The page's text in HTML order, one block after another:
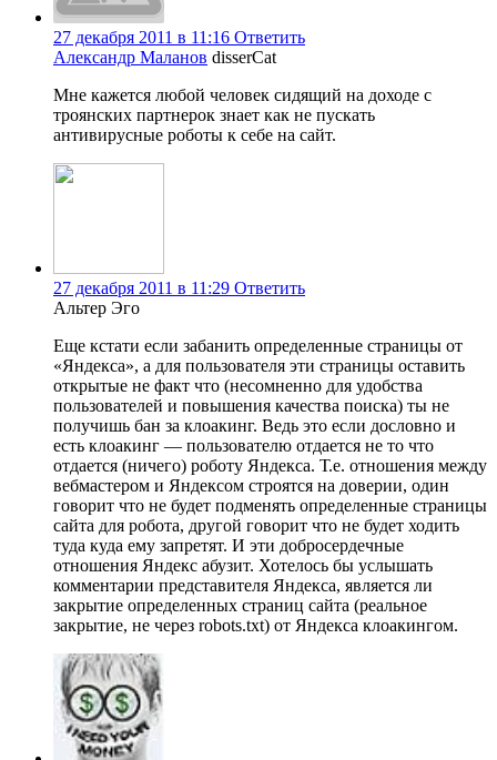
27 декабря 2011 в 11:16 Ответить
Александр Маланов disserCat
Мне кажется любой человек сидящий на доходе с
троянских партнерок знает как не пускать
антивирусные роботы к себе на сайт.
27 декабря 2011 в 11:29 Ответить
Альтер Эго
Еще кстати если забанить определенные страницы от
«Яндекса», а для пользователя эти страницы оставить
открытые не факт что (несомненно для удобства
пользователей и повышения качества поиска) ты не
получишь бан за клоакинг. Ведь это если дословно и
есть клоакинг — пользователю отдается не то что
отдается (ничего) роботу Яндекса. Т.е. отношения между
вебмастером и Яндексом строятся на доверии, один
говорит что не будет подменять определенные страницы
сайта для робота, другой говорит что не будет ходить
туда куда ему запретят. И эти добросердечные
отношения Яндекс абузит. Хотелось бы услышать
комментарии представителя Яндекса, является ли
закрытие определенных страниц сайта (реальное
закрытие, не через robots.txt) от Яндекса клоакингом.